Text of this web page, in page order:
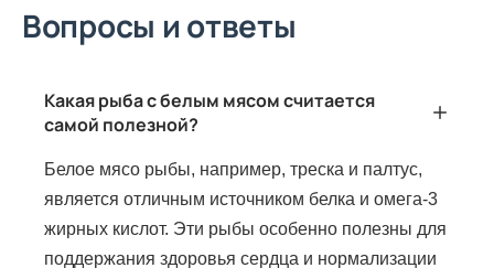
Вопросы и ответы
Какая рыба с белым мясом считается
самой полезной?
Белое мясо рыбы, например, треска и палтус,
является отличным источником белка и омега-3
жирных кислот. Эти рыбы особенно полезны для
поддержания здоровья сердца и нормализации